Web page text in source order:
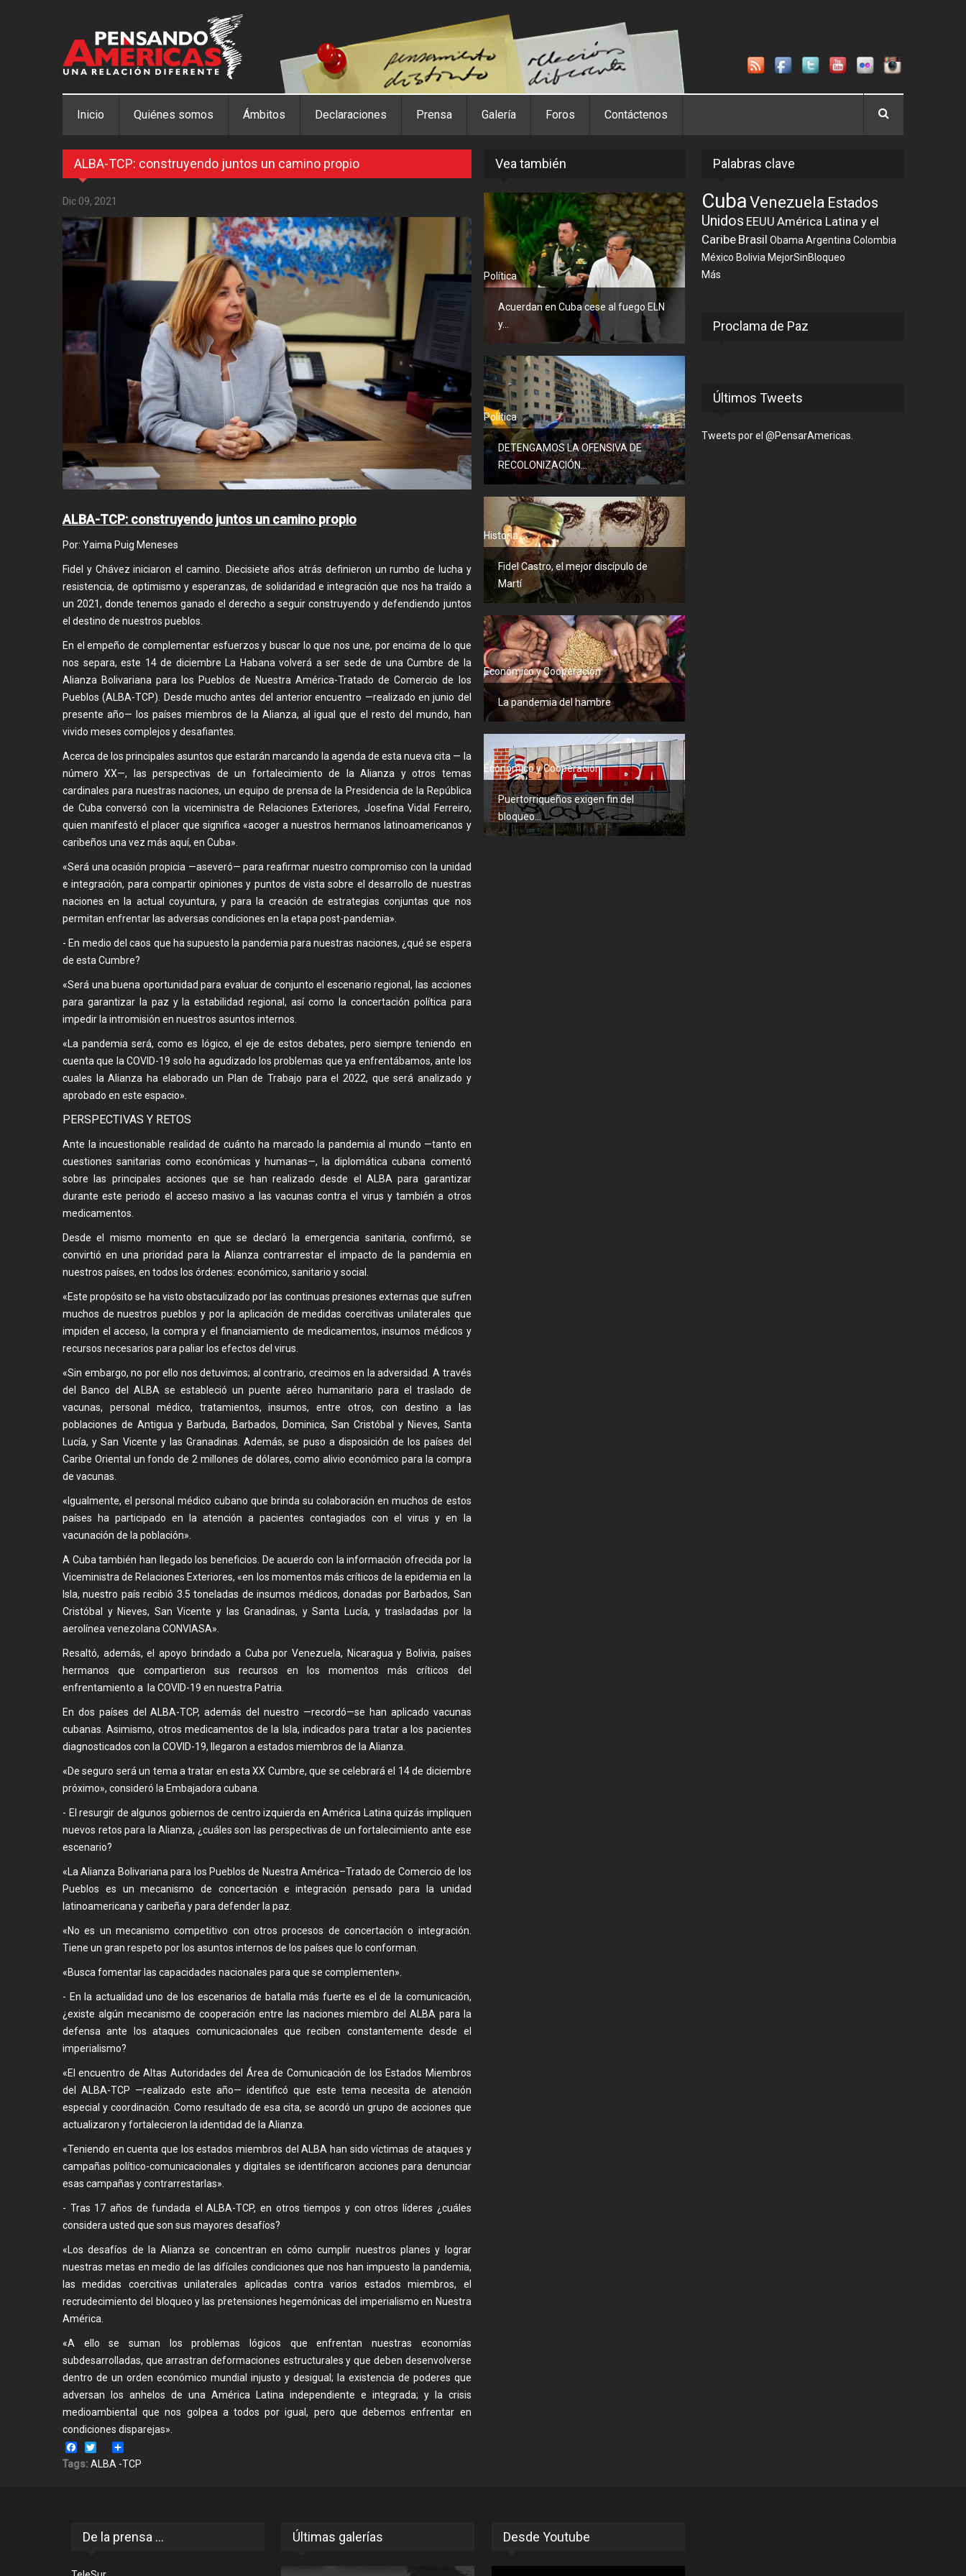
Inicio Quiénes somos Ámbitos Declaraciones Prensa Galería Foros Contáctenos
ALBA-TCP: construyendo juntos un camino propio
Dic 09, 2021
ALBA-TCP: construyendo juntos un camino propio
Por: Yaima Puig Meneses
Fidel y Chávez iniciaron el camino. Diecisiete años atrás definieron un rumbo de lucha y
resistencia, de optimismo y esperanzas, de solidaridad e integración que nos ha traído a
un 2021, donde tenemos ganado el derecho a seguir construyendo y defendiendo juntos
el destino de nuestros pueblos.
En el empeño de complementar esfuerzos y buscar lo que nos une, por encima de lo que
nos separa, este 14 de diciembre La Habana volverá a ser sede de una Cumbre de la
Alianza Bolivariana para los Pueblos de Nuestra América-Tratado de Comercio de los
Pueblos (ALBA-TCP). Desde mucho antes del anterior encuentro —realizado en junio del
presente año— los países miembros de la Alianza, al igual que el resto del mundo, han
vivido meses complejos y desafiantes.
Acerca de los principales asuntos que estarán marcando la agenda de esta nueva cita — la
número XX—, las perspectivas de un fortalecimiento de la Alianza y otros temas
cardinales para nuestras naciones, un equipo de prensa de la Presidencia de la República
de Cuba conversó con la viceministra de Relaciones Exteriores, Josefina Vidal Ferreiro,
quien manifestó el placer que significa «acoger a nuestros hermanos latinoamericanos y
caribeños una vez más aquí, en Cuba».
«Será una ocasión propicia —aseveró— para reafirmar nuestro compromiso con la unidad
e integración, para compartir opiniones y puntos de vista sobre el desarrollo de nuestras
naciones en la actual coyuntura, y para la creación de estrategias conjuntas que nos
permitan enfrentar las adversas condiciones en la etapa post-pandemia».
- En medio del caos que ha supuesto la pandemia para nuestras naciones, ¿qué se espera
de esta Cumbre?
«Será una buena oportunidad para evaluar de conjunto el escenario regional, las acciones
para garantizar la paz y la estabilidad regional, así como la concertación política para
impedir la intromisión en nuestros asuntos internos.
«La pandemia será, como es lógico, el eje de estos debates, pero siempre teniendo en
cuenta que la COVID-19 solo ha agudizado los problemas que ya enfrentábamos, ante los
cuales la Alianza ha elaborado un Plan de Trabajo para el 2022, que será analizado y
aprobado en este espacio».
PERSPECTIVAS Y RETOS
Ante la incuestionable realidad de cuánto ha marcado la pandemia al mundo —tanto en
cuestiones sanitarias como económicas y humanas—, la diplomática cubana comentó
sobre las principales acciones que se han realizado desde el ALBA para garantizar
durante este periodo el acceso masivo a las vacunas contra el virus y también a otros
medicamentos.
Desde el mismo momento en que se declaró la emergencia sanitaria, confirmó, se
convirtió en una prioridad para la Alianza contrarrestar el impacto de la pandemia en
nuestros países, en todos los órdenes: económico, sanitario y social.
«Este propósito se ha visto obstaculizado por las continuas presiones externas que sufren
muchos de nuestros pueblos y por la aplicación de medidas coercitivas unilaterales que
impiden el acceso, la compra y el financiamiento de medicamentos, insumos médicos y
recursos necesarios para paliar los efectos del virus.
«Sin embargo, no por ello nos detuvimos; al contrario, crecimos en la adversidad. A través
del Banco del ALBA se estableció un puente aéreo humanitario para el traslado de
vacunas, personal médico, tratamientos, insumos, entre otros, con destino a las
poblaciones de Antigua y Barbuda, Barbados, Dominica, San Cristóbal y Nieves, Santa
Lucía, y San Vicente y las Granadinas. Además, se puso a disposición de los países del
Caribe Oriental un fondo de 2 millones de dólares, como alivio económico para la compra
de vacunas.
«Igualmente, el personal médico cubano que brinda su colaboración en muchos de estos
países ha participado en la atención a pacientes contagiados con el virus y en la
vacunación de la población».
A Cuba también han llegado los beneficios. De acuerdo con la información ofrecida por la
Viceministra de Relaciones Exteriores, «en los momentos más críticos de la epidemia en la
Isla, nuestro país recibió 3.5 toneladas de insumos médicos, donadas por Barbados, San
Cristóbal y Nieves, San Vicente y las Granadinas, y Santa Lucía, y trasladadas por la
aerolínea venezolana CONVIASA».
Resaltó, además, el apoyo brindado a Cuba por Venezuela, Nicaragua y Bolivia, países
hermanos que compartieron sus recursos en los momentos más críticos del
enfrentamiento a la COVID-19 en nuestra Patria.
En dos países del ALBA-TCP, además del nuestro —recordó—se han aplicado vacunas
cubanas. Asimismo, otros medicamentos de la Isla, indicados para tratar a los pacientes
diagnosticados con la COVID-19, llegaron a estados miembros de la Alianza.
«De seguro será un tema a tratar en esta XX Cumbre, que se celebrará el 14 de diciembre
próximo», consideró la Embajadora cubana.
- El resurgir de algunos gobiernos de centro izquierda en América Latina quizás impliquen
nuevos retos para la Alianza, ¿cuáles son las perspectivas de un fortalecimiento ante ese
escenario?
«La Alianza Bolivariana para los Pueblos de Nuestra América–Tratado de Comercio de los
Pueblos es un mecanismo de concertación e integración pensado para la unidad
latinoamericana y caribeña y para defender la paz.
«No es un mecanismo competitivo con otros procesos de concertación o integración.
Tiene un gran respeto por los asuntos internos de los países que lo conforman.
«Busca fomentar las capacidades nacionales para que se complementen».
- En la actualidad uno de los escenarios de batalla más fuerte es el de la comunicación,
¿existe algún mecanismo de cooperación entre las naciones miembro del ALBA para la
defensa ante los ataques comunicacionales que reciben constantemente desde el
imperialismo?
«El encuentro de Altas Autoridades del Área de Comunicación de los Estados Miembros
del ALBA-TCP —realizado este año— identificó que este tema necesita de atención
especial y coordinación. Como resultado de esa cita, se acordó un grupo de acciones que
actualizaron y fortalecieron la identidad de la Alianza.
«Teniendo en cuenta que los estados miembros del ALBA han sido víctimas de ataques y
campañas político-comunicacionales y digitales se identificaron acciones para denunciar
esas campañas y contrarrestarlas».
- Tras 17 años de fundada el ALBA-TCP, en otros tiempos y con otros líderes ¿cuáles
considera usted que son sus mayores desafíos?
«Los desafíos de la Alianza se concentran en cómo cumplir nuestros planes y lograr
nuestras metas en medio de las difíciles condiciones que nos han impuesto la pandemia,
las medidas coercitivas unilaterales aplicadas contra varios estados miembros, el
recrudecimiento del bloqueo y las pretensiones hegemónicas del imperialismo en Nuestra
América.
«A ello se suman los problemas lógicos que enfrentan nuestras economías
subdesarrolladas, que arrastran deformaciones estructurales y que deben desenvolverse
dentro de un orden económico mundial injusto y desigual; la existencia de poderes que
adversan los anhelos de una América Latina independiente e integrada; y la crisis
medioambiental que nos golpea a todos por igual, pero que debemos enfrentar en
condiciones disparejas».
Facebook
Twitter
Tags: ALBA -TCP
Vea también
Política
Acuerdan en Cuba cese al fuego ELN
y...
Política
DETENGAMOS LA OFENSIVA DE
RECOLONIZACIÓN...
Historia
Fidel Castro, el mejor discípulo de
Martí
Económico y Cooperación
La pandemia del hambre
Económico y Cooperación
Puertorriqueños exigen fin del
bloqueo...
Palabras clave
CubaVenezuela Estados
Unidos EEUU América Latina y el
Caribe Brasil Obama Argentina Colombia
México Bolivia MejorSinBloqueo
Más
Proclama de Paz
Últimos Tweets
Tweets por el @PensarAmericas.
De la prensa ... Últimas galerías Desde Youtube